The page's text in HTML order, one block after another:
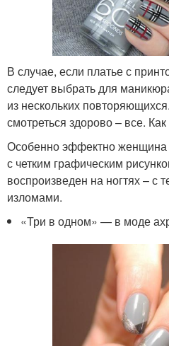
В случае, если платье с
следует выбрать для
из нескольких
смотреться здорово – все.
Особенно эффектно женщина
с четким графическим
воспроизведен на ногтях – с
изломами.
«Три в одном» — в моде